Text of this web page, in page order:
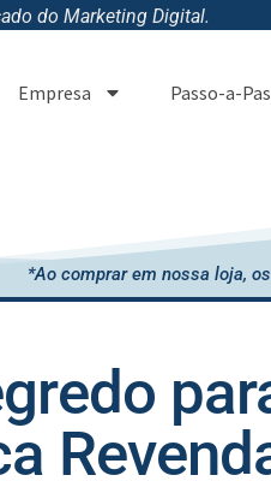
do Marketing Digital.
Empresa Passo-a-
*Ao comprar em nossa loja,